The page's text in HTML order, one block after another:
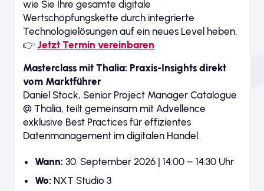
wie Sie Ihre gesamte digitale
Wertschöpfungskette durch integrierte
Technologielösungen auf ein neues Level heben.
👉Jetzt Termin vereinbaren
Masterclass mit Thalia: Praxis-Insights direkt
vom Marktführer
Daniel Stock, Senior Project Manager Catalogue
@ Thalia, teilt gemeinsam mit Advellence
exklusive Best Practices für effizientes
Datenmanagement im digitalen Handel.
Wann: 30. September 2026 | 14:00 – 14:30 Uhr
Wo: NXT Studio 3